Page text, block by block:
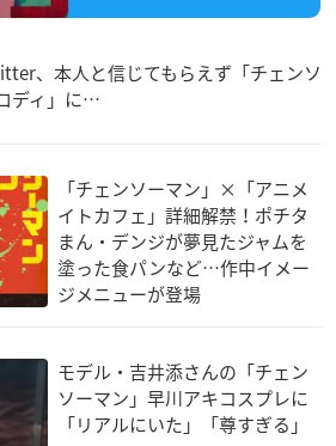
、本人と信じてもらえず「チェンソ
ディ」に…
「チェンソーマン」×「アニメ
イトカフェ」詳細解禁！ポチタ
まん・デンジが夢見たジャムを
塗った食パンなど…作中イメー
ジメニューが登場
モデル・吉井添さんの「チェン
ソーマン」早川アキコスプレに
「リアルにいた」「尊すぎる」